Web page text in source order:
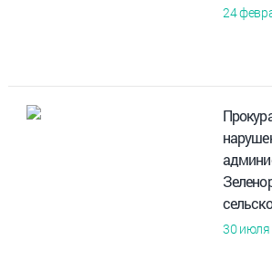
24
30 июля